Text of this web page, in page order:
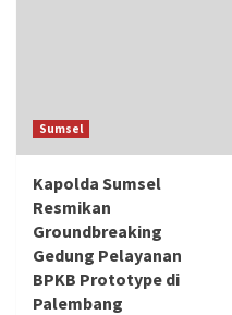
Sumsel
Kapolda Sumsel
Resmikan
Groundbreaking
Gedung Pelayanan
BPKB Prototype di
Palembang